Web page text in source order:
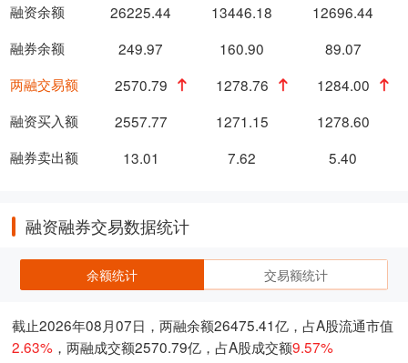
融资余额
融券余额
两融交易额
融资买入额
融券卖出额
26225.44
13446.18
12696.44
249.97
160.90
89.07
2570.79
1278.76
1284.00
2557.77
1271.15
1278.60
13.01
7.62 5.40
融资融券交易数据统计
余额统计 交易额统计
截止2026年08月07日，两融余额26475.41亿，占A股流通市值
2.63% ，两融成交额2570.79亿，占A股成交额9.57%